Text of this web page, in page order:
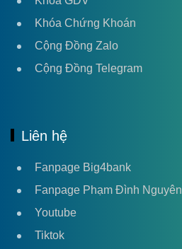
Khóa Chứng Khoán
Cộng Đồng Zalo
Cộng Đồng Telegram
Liên hệ
Fanpage Big4bank
Fanpage Phạm Đình Nguyên
Youtube
Tiktok